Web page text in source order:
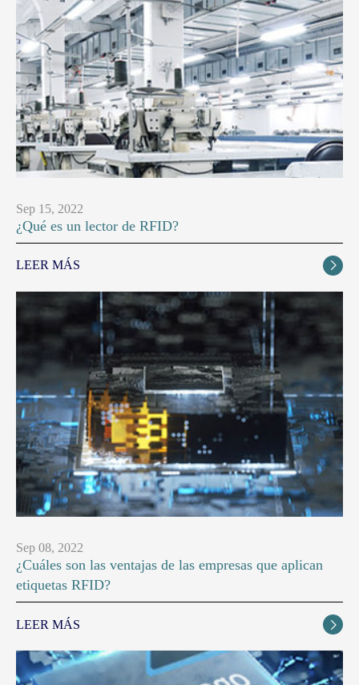
Sep 15, 2022
¿Qué es un lector de RFID?
LEER MÁS 
Sep 08, 2022
¿Cuáles son las ventajas de las empresas que aplican
etiquetas RFID?
LEER MÁS 